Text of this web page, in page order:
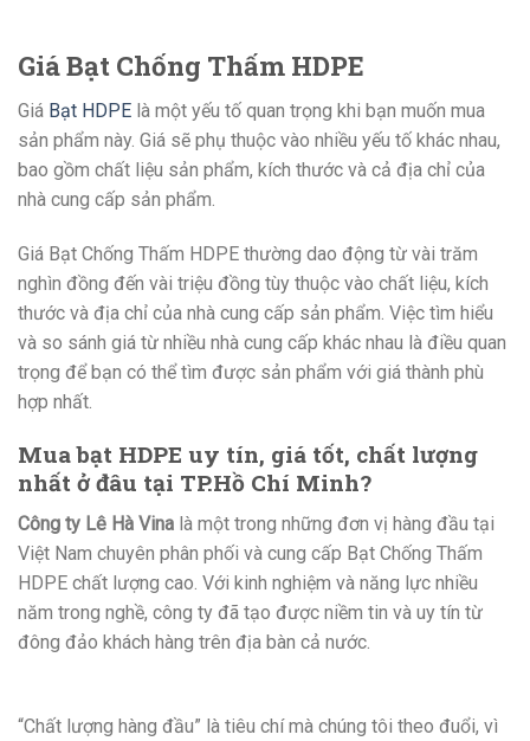
Giá Bạt Chống Thấm HDPE
Giá Bạt HDPE là một yếu tố quan trọng khi bạn muốn mua
sản phẩm này. Giá sẽ phụ thuộc vào nhiều yếu tố khác nhau,
bao gồm chất liệu sản phẩm, kích thước và cả địa chỉ của
nhà cung cấp sản phẩm.
Giá Bạt Chống Thấm HDPE thường dao động từ vài trăm
nghìn đồng đến vài triệu đồng tùy thuộc vào chất liệu, kích
thước và địa chỉ của nhà cung cấp sản phẩm. Việc tìm hiểu
và so sánh giá từ nhiều nhà cung cấp khác nhau là điều quan
trọng để bạn có thể tìm được sản phẩm với giá thành phù
hợp nhất.
Mua bạt HDPE uy tín, giá tốt, chất lượng
nhất ở đâu tại TP.Hồ Chí Minh?
Công ty Lê Hà Vina là một trong những đơn vị hàng đầu tại
Việt Nam chuyên phân phối và cung cấp Bạt Chống Thấm
HDPE chất lượng cao. Với kinh nghiệm và năng lực nhiều
năm trong nghề, công ty đã tạo được niềm tin và uy tín từ
đông đảo khách hàng trên địa bàn cả nước.
“Chất lượng hàng đầu” là tiêu chí mà chúng tôi theo đuổi, vì